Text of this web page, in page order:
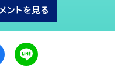
ントを見る